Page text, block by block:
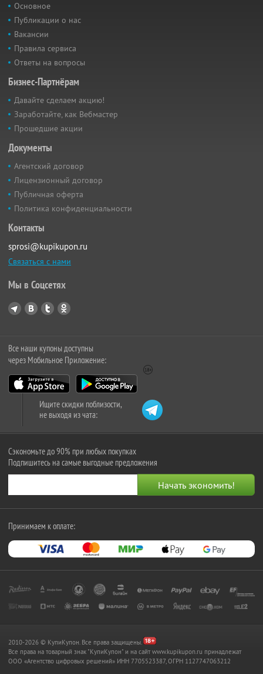
Основное
Публикации о нас
Вакансии
Правила сервиса
Ответы на вопросы
Бизнес-Партнёрам
Давайте сделаем акцию!
Заработайте, как Вебмастер
Прошедшие акции
Документы
Агентский договор
Лицензионный договор
Публичная оферта
Политика конфиденциальности
Контакты
sprosi@kupikupon.ru
Связаться с нами
Мы в Соцсетях
Все наши купоны доступны
через Мобильное Приложение:
Ищите скидки поблизости,
не выходя из чата:
Сэкономьте до 90% при любых покупках
Подпишитесь на самые выгодные предложения
Принимаем к оплате:
2010-2026 © КупиКупон. Все права защищены.
Все права на товарный знак "КупиКупон" и на сайт www.kupikupon.ru принадлежат
OOO «Агентство цифровых решений» ИНН 7705523387, ОГРН 1127747063212